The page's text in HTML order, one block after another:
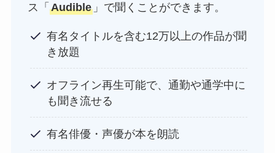
ス「 Audible」で聞くことができます。
有名タイトルを含む12万以上の作品が聞
き放題
オフライン再生可能で、通勤や通学中に
も聞き流せる
有名俳優・声優が本を朗読